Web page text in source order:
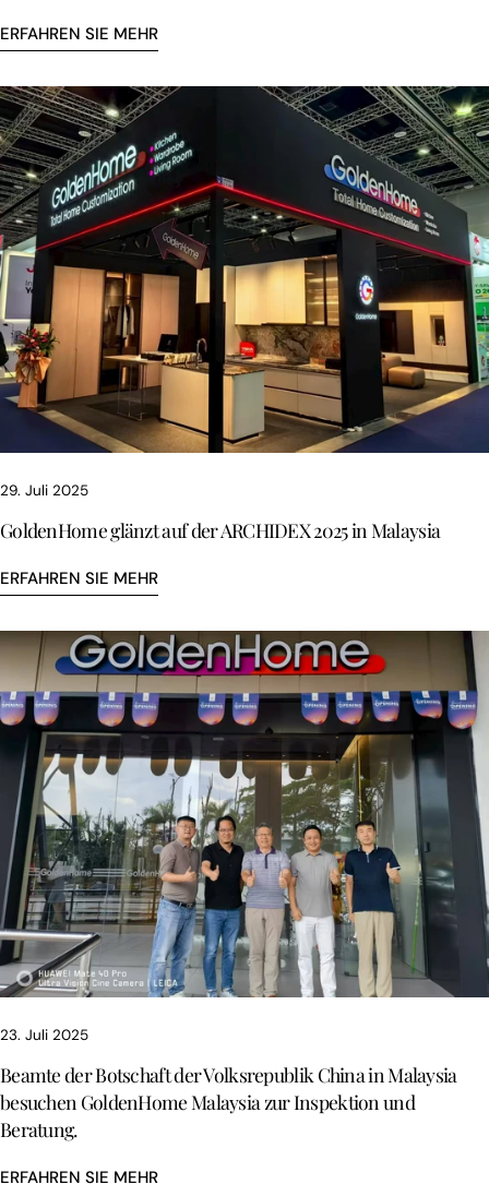
ERFAHREN SIE MEHR
29. Juli 2025
GoldenHome glänzt auf der ARCHIDEX 2025 in Malaysia
ERFAHREN SIE MEHR
23. Juli 2025
Beamte der Botschaft der Volksrepublik China in Malaysia
besuchen GoldenHome Malaysia zur Inspektion und
Beratung.
ERFAHREN SIE MEHR